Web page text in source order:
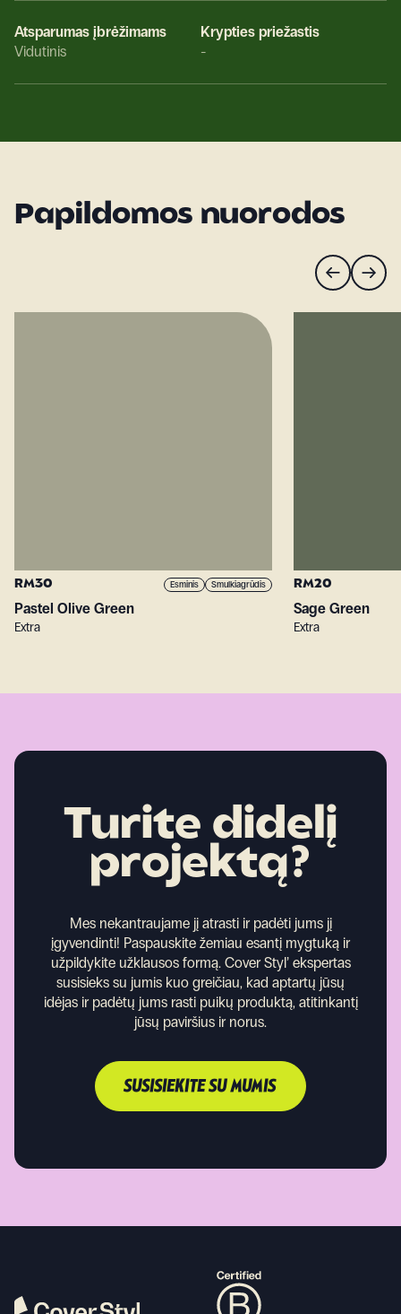
Atsparumas įbrėžimams
Vidutinis
Krypties priežastis
-
Papildomos nuorodos
RM30 Esminis Smulkiagrūdis
Pastel Olive Green
Extra
RM20
Sage Green
Extra
Turite didelį
projektą?
Mes nekantraujame jį atrasti ir padėti jums jį
įgyvendinti! Paspauskite žemiau esantį mygtuką ir
užpildykite užklausos formą. Cover Styl’ ekspertas
susisieks su jumis kuo greičiau, kad aptartų jūsų
idėjas ir padėtų jums rasti puikų produktą, atitinkantį
jūsų paviršius ir norus.
SUSISIEKITE SU MUMIS